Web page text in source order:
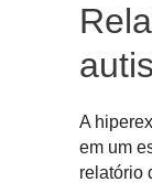
A
em um
relatório